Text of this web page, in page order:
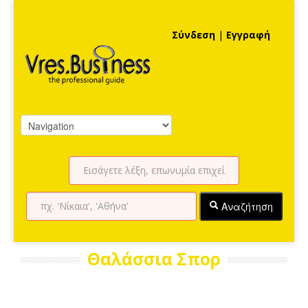
Σύνδεση | Εγγραφή
Αναζήτηση
Θαλάσσια Σπορ